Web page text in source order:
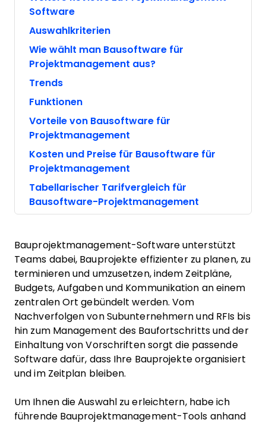
Software
Auswahlkriterien
Wie wählt man Bausoftware für
Projektmanagement aus?
Trends
Funktionen
Vorteile von Bausoftware für
Projektmanagement
Kosten und Preise für Bausoftware für
Projektmanagement
Tabellarischer Tarifvergleich für
Bausoftware-Projektmanagement
Bauprojektmanagement-Software unterstützt
Teams dabei, Bauprojekte effizienter zu planen, zu
terminieren und umzusetzen, indem Zeitpläne,
Budgets, Aufgaben und Kommunikation an einem
zentralen Ort gebündelt werden. Vom
Nachverfolgen von Subunternehmern und RFIs bis
hin zum Management des Baufortschritts und der
Einhaltung von Vorschriften sorgt die passende
Software dafür, dass Ihre Bauprojekte organisiert
und im Zeitplan bleiben.
Um Ihnen die Auswahl zu erleichtern, habe ich
führende Bauprojektmanagement-Tools anhand